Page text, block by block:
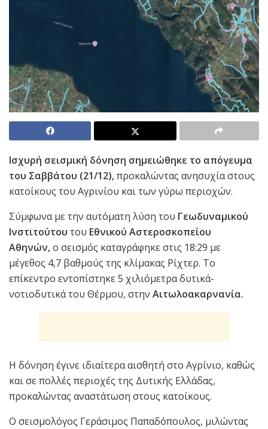
Ισχυρή σεισμική δόνηση σημειώθηκε το απόγευμα
του Σαββάτου (21/12),προκαλώντας ανησυχία στους
κατοίκους του Αγρινίου και των γύρω περιοχών.
Σύμφωνα με την αυτόματη λύση του Γεωδυναμικού
Ινστιτούτου του Εθνικού Αστεροσκοπείου
Αθηνών,ο σεισμός καταγράφηκε στις 18:29 με
μέγεθος 4,7 βαθμούς της κλίμακας Ρίχτερ. Το
επίκεντρο εντοπίστηκε 5 χιλιόμετρα δυτικά-
νοτιοδυτικά του Θέρμου, στην Αιτωλοακαρνανία.
Η δόνηση έγινε ιδιαίτερα αισθητή στο Αγρίνιο, καθώς
και σε πολλές περιοχές της Δυτικής Ελλάδας,
προκαλώντας αναστάτωση στους κατοίκους.
Ο σεισμολόγος Γεράσιμος Παπαδόπουλος, μιλώντας